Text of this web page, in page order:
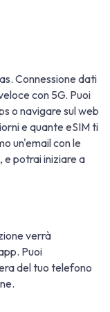
Connessione dati
con 5G. Puoi
o navigare sul web
e quante eSIM ti
un'email con le
e potrai iniziare a
verrà
Puoi
del tuo telefono